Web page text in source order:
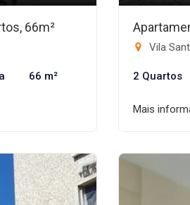
66m²
66 m²
Vila
2 Quartos
Mais